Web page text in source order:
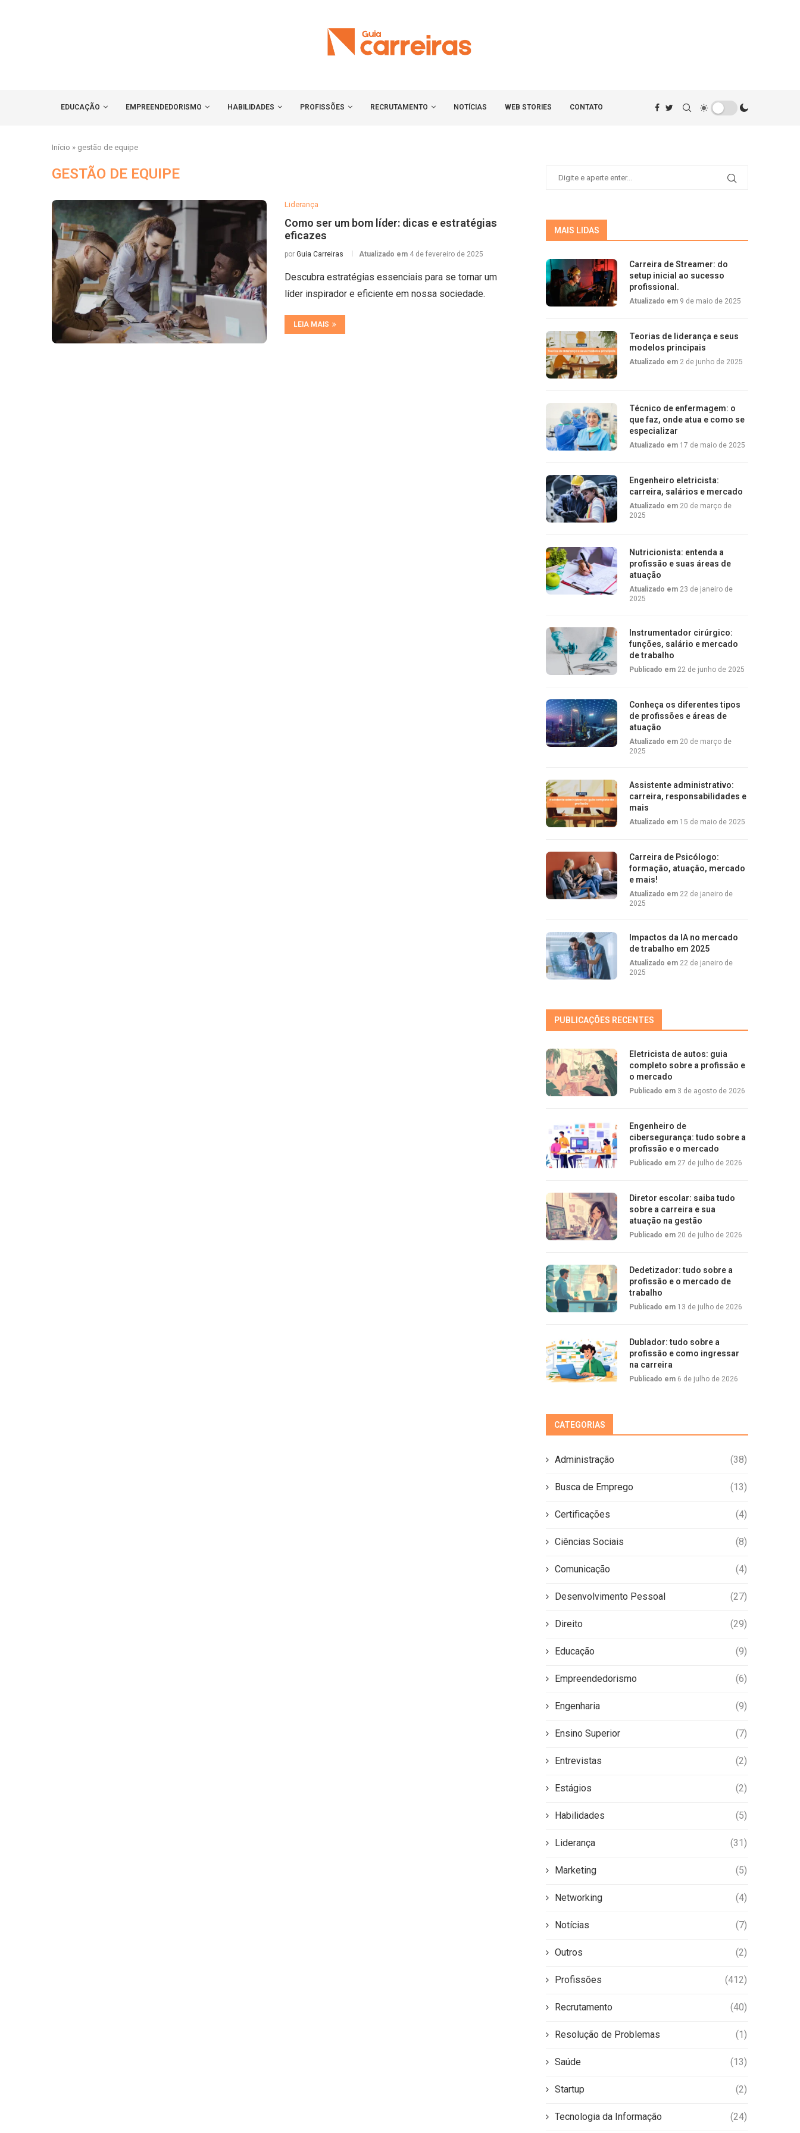
EDUCAÇÃO EMPREENDEDORISMO HABILIDADES PROFISSÕES RECRUTAMENTO NOTÍCIAS WEB STORIES CONTATO
Início » gestão de equipe
GESTÃO DE EQUIPE
Liderança
Como ser um bom líder: dicas e estratégias
eficazes
por Guia Carreiras Atualizado em 4 de fevereiro de 2025
Descubra estratégias essenciais para se tornar um
líder inspirador e eficiente em nossa sociedade.
LEIA MAIS
MAIS LIDAS
Carreira de Streamer: do
setup inicial ao sucesso
profissional.
Atualizado em 9 de maio de 2025
Teorias de liderança e seus
modelos principais
Atualizado em 2 de junho de 2025
Técnico de enfermagem: o
que faz, onde atua e como se
especializar
Atualizado em 17 de maio de 2025
Engenheiro eletricista:
carreira, salários e mercado
Atualizado em 20 de março de
2025
Nutricionista: entenda a
profissão e suas áreas de
atuação
Atualizado em 23 de janeiro de
2025
Instrumentador cirúrgico:
funções, salário e mercado
de trabalho
Publicado em 22 de junho de 2025
Conheça os diferentes tipos
de profissões e áreas de
atuação
Atualizado em 20 de março de
2025
Assistente administrativo:
carreira, responsabilidades e
mais
Atualizado em 15 de maio de 2025
Carreira de Psicólogo:
formação, atuação, mercado
e mais!
Atualizado em 22 de janeiro de
2025
Impactos da IA no mercado
de trabalho em 2025
Atualizado em 22 de janeiro de
2025
PUBLICAÇÕES RECENTES
Eletricista de autos: guia
completo sobre a profissão e
o mercado
Publicado em 3 de agosto de 2026
Engenheiro de
cibersegurança: tudo sobre a
profissão e o mercado
Publicado em 27 de julho de 2026
Diretor escolar: saiba tudo
sobre a carreira e sua
atuação na gestão
Publicado em 20 de julho de 2026
Dedetizador: tudo sobre a
profissão e o mercado de
trabalho
Publicado em 13 de julho de 2026
Dublador: tudo sobre a
profissão e como ingressar
na carreira
Publicado em 6 de julho de 2026
CATEGORIAS
Administração (38)
Busca de Emprego (13)
Certificações (4)
Ciências Sociais (8)
Comunicação (4)
Desenvolvimento Pessoal (27)
Direito (29)
Educação (9)
Empreendedorismo (6)
Engenharia (9)
Ensino Superior (7)
Entrevistas (2)
Estágios (2)
Habilidades (5)
Liderança (31)
Marketing (5)
Networking (4)
Notícias (7)
Outros (2)
Profissões (412)
Recrutamento (40)
Resolução de Problemas (1)
Saúde (13)
Startup (2)
Tecnologia da Informação (24)